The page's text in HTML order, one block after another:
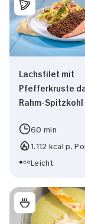
Lachsfilet mit
Pfefferkruste
Rahm-Spitzkohl
60 min
1.112 kcal p.
Leicht